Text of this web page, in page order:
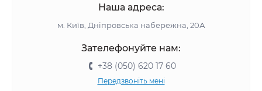
Наша адреса:
м. Київ, Дніпровська набережна, 20А
Зателефонуйте нам:
+38 (050) 620 17 60
Передзвоніть мені